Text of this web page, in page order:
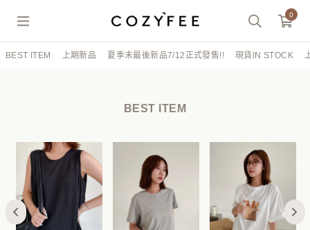
0
BEST ITEM 上期新品 夏季末最後新品7/12正式發售!! 現貨IN STOCK
BEST ITEM